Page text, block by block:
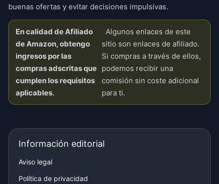
buenas ofertas y evitar decisiones impulsivas.
En calidad de Afiliado
de Amazon, obtengo
ingresos por las
compras adscritas que
cumplen los requisitos
aplicables.
Algunos enlaces de este
sitio son enlaces de afiliado.
Si compras a través de ellos,
podemos recibir una
comisión sin coste adicional
para ti.
Información editorial
Aviso legal
Política de privacidad